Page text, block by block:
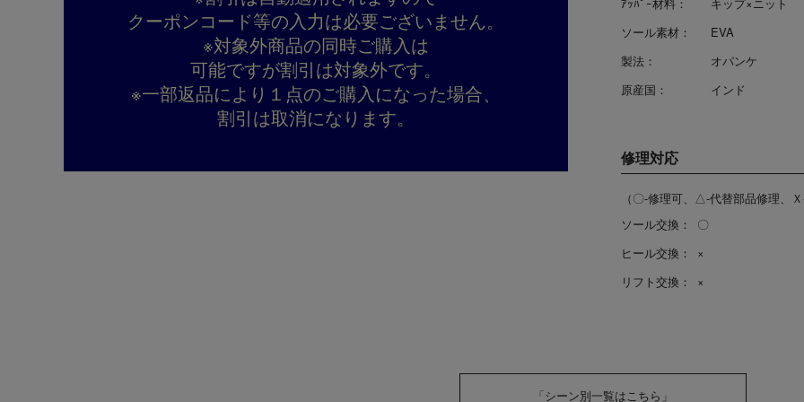
クーポンコード等の入力は必要ございません。
※対象外商品の同時ご購入は
可能ですが割引は対象外です。
※一部返品により１点のご購入になった場合、
割引は取消になります。
ソール素材：
EVA
製法：
オパンケ
原産国：
インド
修理対応
（〇-修理可、△-代替部品修理、
ソール交換：
〇
ヒール交換：
×
リフト交換：
×
「シーン別一覧はこちら」